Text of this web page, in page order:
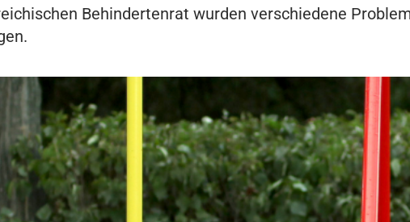
Behindertenrat wurden verschiedene